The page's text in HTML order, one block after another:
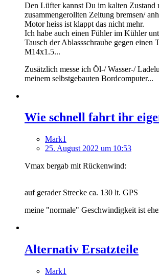
Den Lüfter kannst Du im kalten Zustand
zusammengerollten Zeitung bremsen/
Motor heiss ist klappt das nicht mehr.
Ich habe auch einen Fühler im Kühler
Tausch der Ablassschraube gegen einen
M14x1.5...
Zusätzlich messe ich Öl-/ Wasser-/
meinem selbstgebauten Bordcomputer...
Wie schnell fahrt ihr
Mark1
25. August 2022 um 10:53
Vmax bergab mit Rückenwind:
auf gerader Strecke ca. 130 lt. GPS
meine "normale" Geschwindigkeit ist
Alternativ Ersatzteile
Mark1